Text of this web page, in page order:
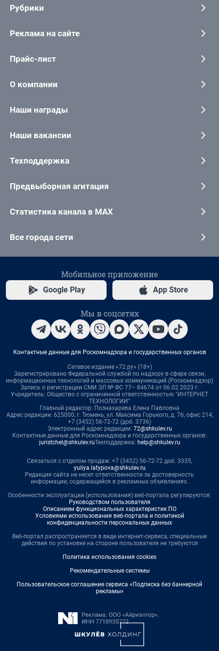
Рубрики
Реклама на сайте
Прайс-лист
О компании
Наши награды
Наши вакансии
Техподдержка
Предвыборная агитация
Статистика канала в MAX
Все города сети
Мобильное приложение
Google Play App Store
Мы в соцсетях
Контактные данные для Роскомнадзора и государственных органов
Сетевое издание «72.ру» (18+)
Зарегистрировано Федеральной службой по надзору в сфере связи,
информационных технологий и массовых коммуникаций (Роскомнадзор)
Запись о регистрации СМИ ЭЛ № ФС 77– 84674 от 06.02.2023 г.
Учредитель: Общество с ограниченной ответственностью "ИНТЕРНЕТ
ТЕХНОЛОГИИ"
Главный редактор: Познахарева Елена Павловна
Адрес редакции: 625000, г. Тюмень, ул. Максима Горького, д. 76, офис 214,
+7 (3452) 56-72-72 (доб. 3736)
Электронный адрес редакции: 72@shkulev.ru
Контактные данные для Роскомнадзора и государственных органов:
juristchel@shkulev.ruТехподдержка: help@shkulev.ru
Связаться с отделом продаж: +7 (3452) 56-72-72 доб. 3335,
yuliya.latypova@shkulev.ru
Редакция сайта не несет ответственности за достоверность
информации, содержащейся в рекламных объявлениях.
Особенности эксплуатации (использования) веб-портала регулируются:
Руководством пользователя
Описанием функциональных характеристик ПО
Условиями использования веб-портала и политикой
конфиденциальности персональных данных
Веб-портал распространяется в виде интернет-сервиса, специальные
действия по установке на стороне пользователя не требуются
Политика использования cookies
Рекомендательные системы
Пользовательское соглашение сервиса «Подписка без баннерной
рекламы»